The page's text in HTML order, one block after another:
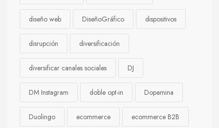
diseño web DiseñoGráfico dispositivos
disrupción diversificación
diversificar canales sociales DJ
DM Instagram doble opt-in Dopamina
Duolingo ecommerce ecommerce B2B